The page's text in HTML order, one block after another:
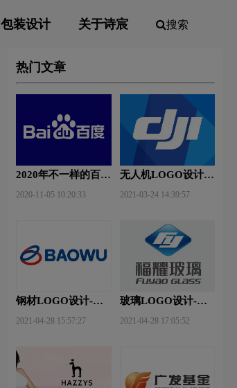
包装设计 关于诗宸 搜索
热门文章
2020年不一样的百度
2020-11-05 10:20:33
无人机LOGO设计-
计
2021-03-24 14:39:57
钢材LOGO设计-宝
2021-04-28 15:57:27
玻璃LOGO设计-
logo设计
2021-04-28 17:05:52